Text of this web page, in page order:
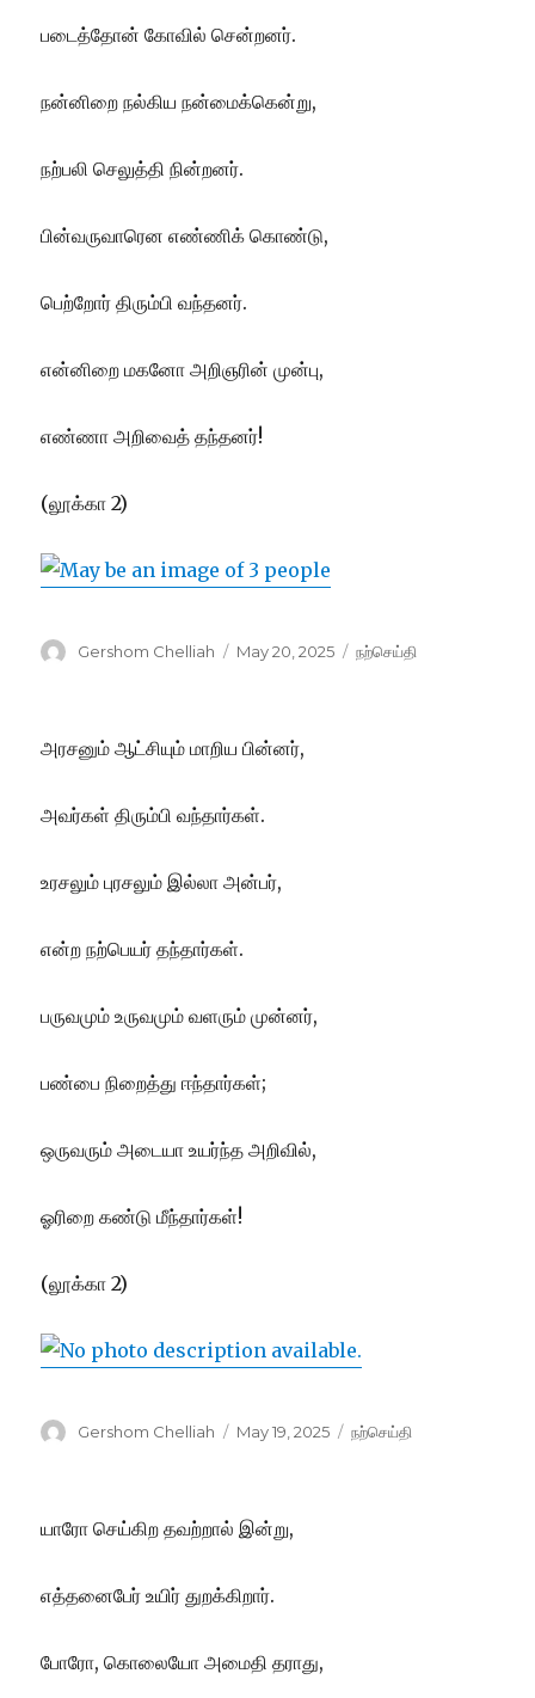
படைத்தோன் கோவில் சென்றனர்.
நன்னிறை நல்கிய நன்மைக்கென்று,
நற்பலி செலுத்தி நின்றனர்.
பின்வருவாரென எண்ணிக் கொண்டு,
பெற்றோர் திரும்பி வந்தனர்.
என்னிறை மகனோ அறிஞரின் முன்பு,
எண்ணா அறிவைத் தந்தனர்!
(லூக்கா 2)
Author
Gershom Chelliah
Posted
May 20, 2025 Categories
நற்செய்தி
அரசனும் ஆட்சியும் மாறிய பின்னர்,
அவர்கள் திரும்பி வந்தார்கள்.
உரசலும் புரசலும் இல்லா அன்பர்,
என்ற நற்பெயர் தந்தார்கள்.
பருவமும் உருவமும் வளரும் முன்னர்,
பண்பை நிறைத்து ஈந்தார்கள்;
ஒருவரும் அடையா உயர்ந்த அறிவில்,
ஓரிறை கண்டு மீந்தார்கள்!
(லூக்கா 2)
Author
Gershom Chelliah
Posted
May 19, 2025 Categories
நற்செய்தி
யாரோ செய்கிற தவற்றால் இன்று,
எத்தனைபேர் உயிர் துறக்கிறார்.
போரோ, கொலையோ அமைதி தராது,